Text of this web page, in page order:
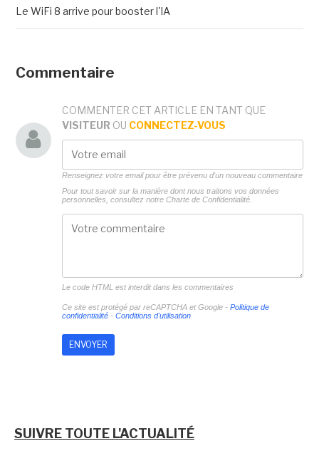
Le WiFi 8 arrive pour booster l'IA
Commentaire
COMMENTER CET ARTICLE EN TANT QUE
VISITEUR OU CONNECTEZ-VOUS
Renseignez votre email pour être prévenu d'un nouveau commentaire
Pour tout savoir sur la manière dont nous traitons vos données
personnelles, consultez notre Charte de Confidentialité.
Le code HTML est interdit dans les commentaires
Ce site est protégé par reCAPTCHA et Google - Politique de
confidentialité- Conditions d'utilisation
SUIVRE TOUTE L'ACTUALITÉ